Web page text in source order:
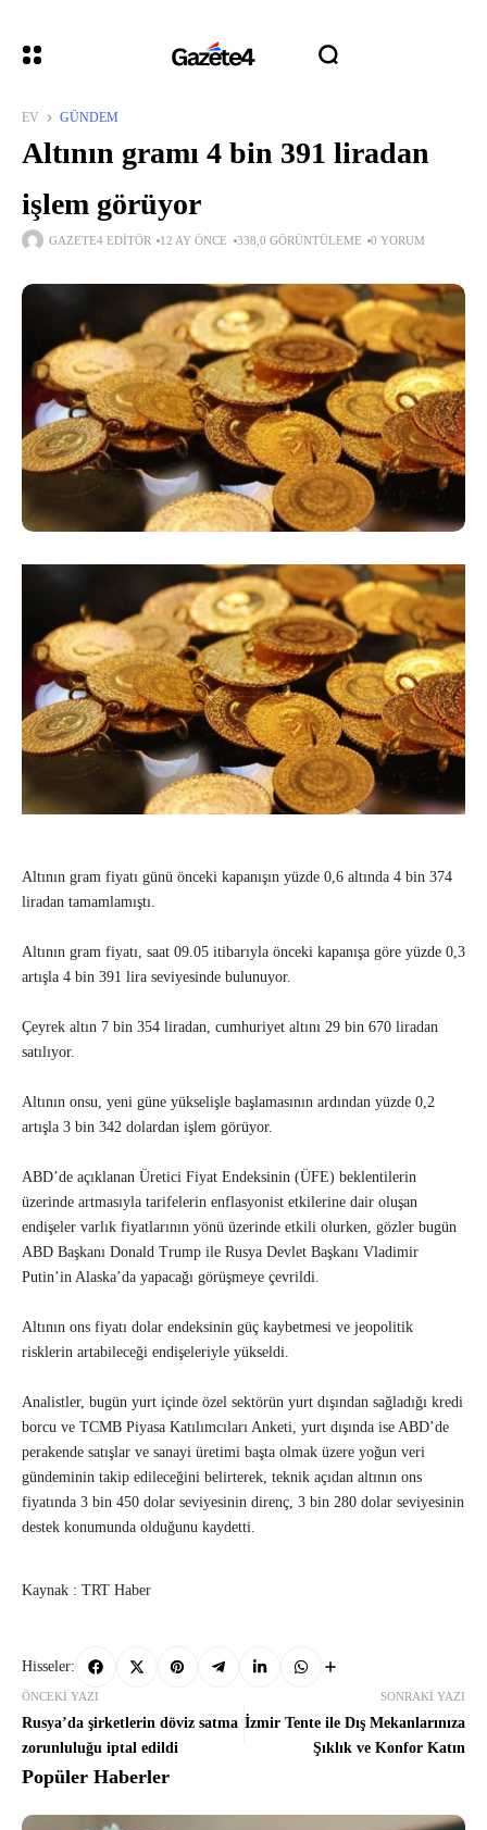
EV GÜNDEM
Altının gramı 4 bin 391 liradan
işlem görüyor
GAZETE4 EDITÖR 12 AY ÖNCE 338,0 GÖRÜNTÜLEME 0 YORUM
Altının gram fiyatı günü önceki kapanışın yüzde 0,6 altında 4 bin 374
liradan tamamlamıştı.
Altının gram fiyatı, saat 09.05 itibarıyla önceki kapanışa göre yüzde 0,3
artışla 4 bin 391 lira seviyesinde bulunuyor.
Çeyrek altın 7 bin 354 liradan, cumhuriyet altını 29 bin 670 liradan
satılıyor.
Altının onsu, yeni güne yükselişle başlamasının ardından yüzde 0,2
artışla 3 bin 342 dolardan işlem görüyor.
ABD’de açıklanan Üretici Fiyat Endeksinin (ÜFE) beklentilerin
üzerinde artmasıyla tarifelerin enflasyonist etkilerine dair oluşan
endişeler varlık fiyatlarının yönü üzerinde etkili olurken, gözler bugün
ABD Başkanı Donald Trump ile Rusya Devlet Başkanı Vladimir
Putin’in Alaska’da yapacağı görüşmeye çevrildi.
Altının ons fiyatı dolar endeksinin güç kaybetmesi ve jeopolitik
risklerin artabileceği endişeleriyle yükseldi.
Analistler, bugün yurt içinde özel sektörün yurt dışından sağladığı kredi
borcu ve TCMB Piyasa Katılımcıları Anketi, yurt dışında ise ABD’de
perakende satışlar ve sanayi üretimi başta olmak üzere yoğun veri
gündeminin takip edileceğini belirterek, teknik açıdan altının ons
fiyatında 3 bin 450 dolar seviyesinin direnç, 3 bin 280 dolar seviyesinin
destek konumunda olduğunu kaydetti.
Kaynak : TRT Haber
Hisseler:
ÖNCEKI YAZI
Rusya’da şirketlerin döviz satma
zorunluluğu iptal edildi
SONRAKI YAZI
İzmir Tente ile Dış Mekanlarınıza
Şıklık ve Konfor Katın
Popüler Haberler